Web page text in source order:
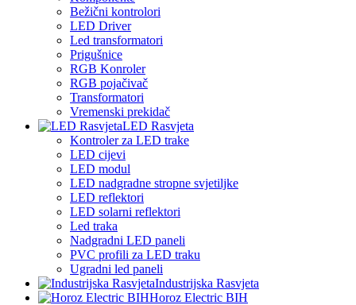
Bežični kontrolori
LED Driver
Led transformatori
Prigušnice
RGB Konroler
RGB pojačivač
Transformatori
Vremenski prekidač
LED Rasvjeta
Kontroler za LED trake
LED cijevi
LED modul
LED nadgradne stropne svjetiljke
LED reflektori
LED solarni reflektori
Led traka
Nadgradni LED paneli
PVC profili za LED traku
Ugradni led paneli
Industrijska Rasvjeta
Horoz Electric BIH